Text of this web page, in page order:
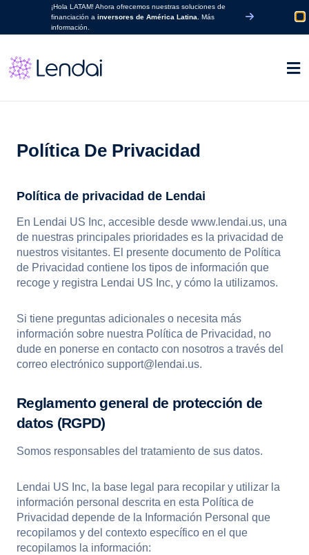
Política De Privacidad
Política de privacidad de Lendai
En Lendai US Inc, accesible desde www.lendai.us, una
de nuestras principales prioridades es la privacidad de
nuestros visitantes. El presente documento de Política
de Privacidad contiene los tipos de información que
recoge y registra Lendai US Inc, y cómo la utilizamos.
Si tiene preguntas adicionales o necesita más
información sobre nuestra Política de Privacidad, no
dude en ponerse en contacto con nosotros a través del
correo electrónico support@lendai.us.
Reglamento general de protección de
datos (RGPD)
Somos responsables del tratamiento de sus datos.
Lendai US Inc, la base legal para recopilar y utilizar la
información personal descrita en esta Política de
Privacidad depende de la Información Personal que
recopilamos y del contexto específico en el que
recopilamos la información:
¡Hola LATAM! Ahora ofrecemos nuestras soluciones de
financiación a inversores de América Latina.
Más
información.